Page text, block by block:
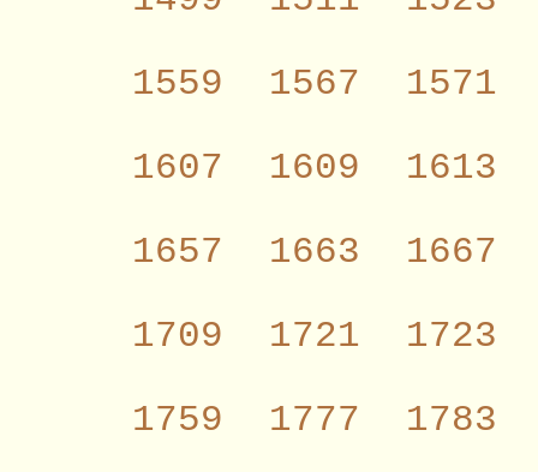
1559
1567
1571
1607
1609
1613
1657
1663
1667
1709
1721
1723
1759
1777
1783